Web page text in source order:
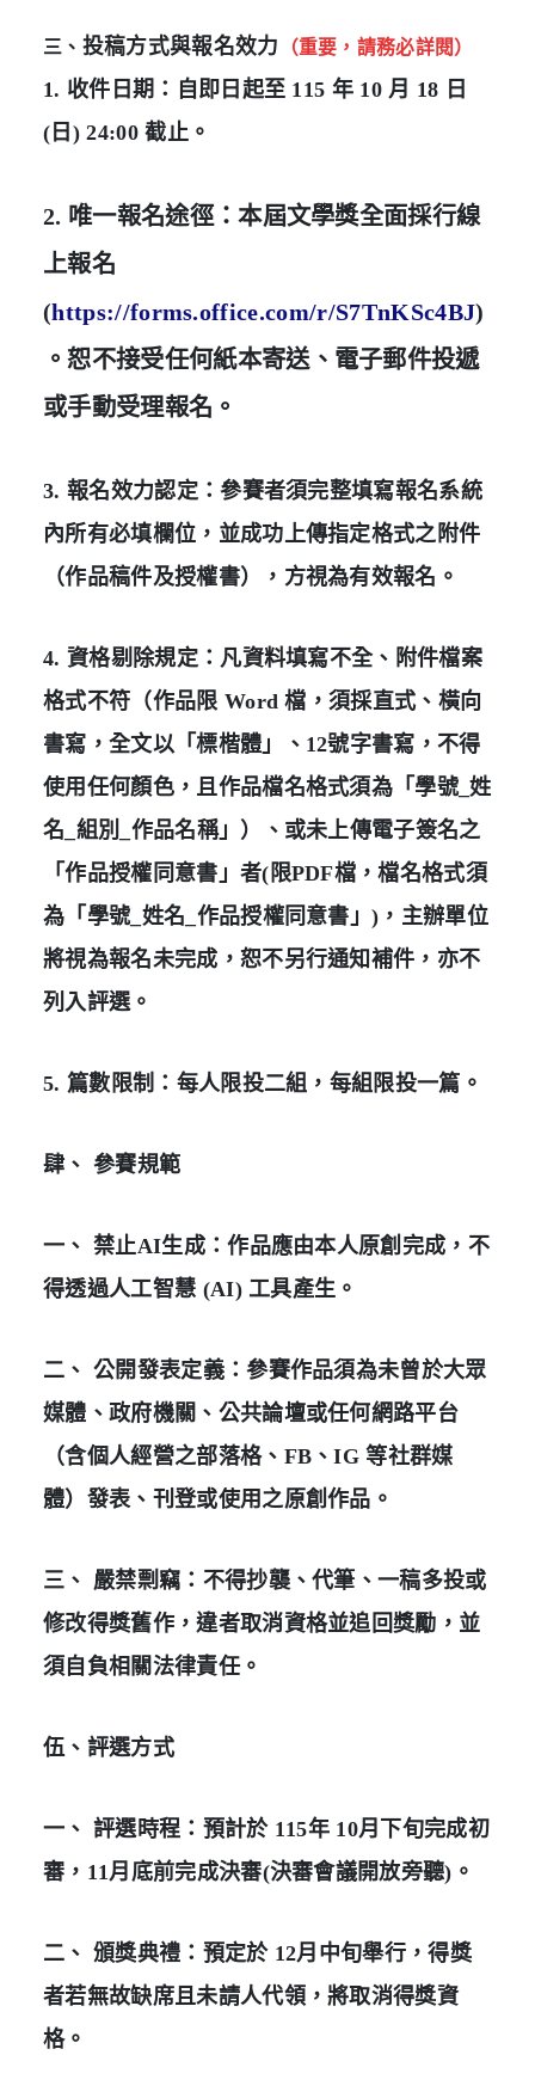
三、 投稿方式與報名效力 （重要，請務必詳閱）
1. 收件日期：自即日起至 115 年 10 月 18 日
(日) 24:00 截止。
2. 唯一報名途徑：本屆文學獎全面採行線
上報名
(https://forms.office.com/r/S7TnKSc4BJ)
。恕不接受任何紙本寄送、電子郵件投遞
或手動受理報名。
3. 報名效力認定：參賽者須完整填寫報名系統
內所有必填欄位，並成功上傳指定格式之附件
（作品稿件及授權書），方視為有效報名。
4. 資格剔除規定：凡資料填寫不全、附件檔案
格式不符（作品限 Word 檔，須採直式、橫向
書寫，全文以「標楷體」、12號字書寫，不得
使用任何顏色，且作品檔名格式須為「學號_姓
名_組別_作品名稱」）、或未上傳電子簽名之
「作品授權同意書」者(限PDF檔，檔名格式須
為「學號_姓名_作品授權同意書」)，主辦單位
將視為報名未完成，恕不另行通知補件，亦不
列入評選。
5. 篇數限制：每人限投二組，每組限投一篇。
肆、 參賽規範
一、 禁止AI生成：作品應由本人原創完成，不
得透過人工智慧 (AI) 工具產生。
二、 公開發表定義：參賽作品須為未曾於大眾
媒體、政府機關、公共論壇或任何網路平台
（含個人經營之部落格、FB、IG 等社群媒
體）發表、刊登或使用之原創作品。
三、 嚴禁剽竊：不得抄襲、代筆、一稿多投或
修改得獎舊作，違者取消資格並追回獎勵，並
須自負相關法律責任。
伍、評選方式
一、 評選時程：預計於 115年 10月下旬完成初
審，11月底前完成決審(決審會議開放旁聽)。
二、 頒獎典禮：預定於 12月中旬舉行，得獎
者若無故缺席且未請人代領，將取消得獎資
格。